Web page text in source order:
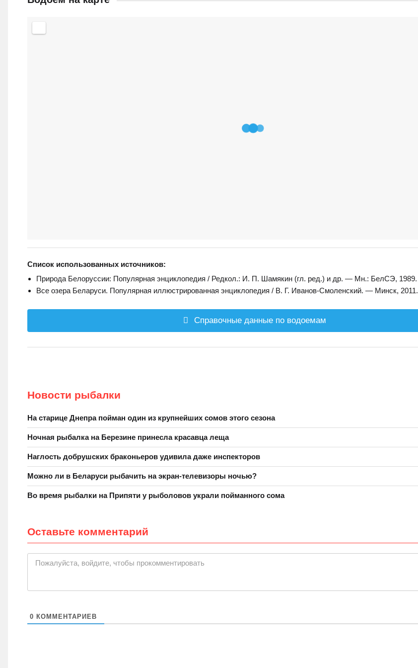
Список использованных источников:
Природа Белоруссии: Популярная энциклопедия / Редкол.: И. П. Шамякин (гл. ред.) и др. — Мн.: БелСЭ, 1989.
Все озера Беларуси. Популярная иллюстрированная энциклопедия / В. Г. Иванов-Смоленский. — Минск, 2011.
Справочные данные по водоемам
Новости рыбалки
На старице Днепра пойман один из крупнейших сомов этого сезона
Ночная рыбалка на Березине принесла красавца леща
Наглость добрушских браконьеров удивила даже инспекторов
Можно ли в Беларуси рыбачить на экран-телевизоры ночью?
Во время рыбалки на Припяти у рыболовов украли пойманного сома
Оставьте комментарий
Пожалуйста, войдите, чтобы прокомментировать
0 КОММЕНТАРИЕВ